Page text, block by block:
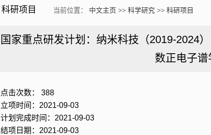
科研项目 当前位置： 中文主页 >> 科学研究 >> 科研项目
国家重点研发计划：纳米科技（2019-2024
数正电子
点击次数： 388
立项时间：2021-09-03
计划完成时间：2021-09-03
结项日期：2021-09-03